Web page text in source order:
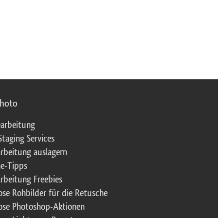
Services
auslagern
Tipps
Freebies
Rohbilder für die Retusche
Photoshop-Aktionen